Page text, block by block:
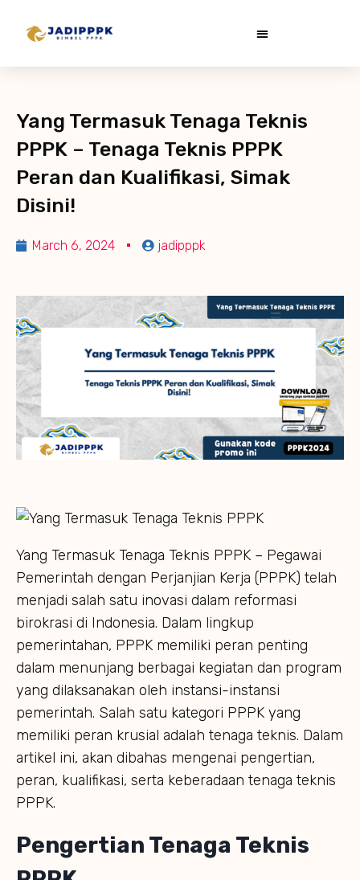
Yang Termasuk Tenaga Teknis
PPPK – Tenaga Teknis PPPK
Peran dan Kualifikasi, Simak
Disini!
March 6, 2024 jadipppk
Yang Termasuk Tenaga Teknis PPPK – Pegawai
Pemerintah dengan Perjanjian Kerja (PPPK) telah
menjadi salah satu inovasi dalam reformasi
birokrasi di Indonesia. Dalam lingkup
pemerintahan, PPPK memiliki peran penting
dalam menunjang berbagai kegiatan dan program
yang dilaksanakan oleh instansi-instansi
pemerintah. Salah satu kategori PPPK yang
memiliki peran krusial adalah tenaga teknis. Dalam
artikel ini, akan dibahas mengenai pengertian,
peran, kualifikasi, serta keberadaan tenaga teknis
PPPK.
Pengertian Tenaga Teknis